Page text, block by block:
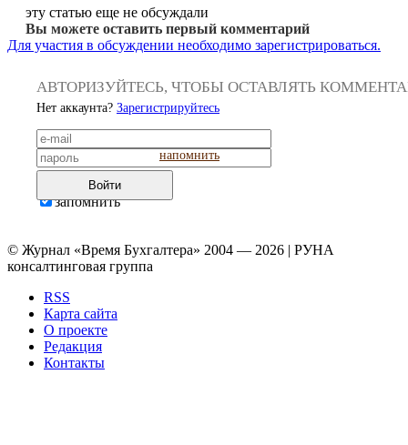
эту статью еще не обсуждали
Вы можете оставить первый комментарий
Для участия в обсуждении необходимо зарегистрироваться.
АВТОРИЗУЙТЕСЬ, ЧТОБЫ ОСТАВЛЯТЬ
Нет аккаунта? Зарегистрируйтесь
напомнить
Войти
запомнить
© Журнал «Время Бухгалтера» 2004 — 2026 | РУНА
консалтинговая группа
RSS
Карта сайта
О проекте
Редакция
Контакты